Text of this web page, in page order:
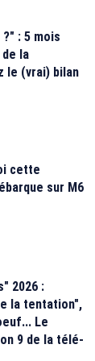
: 5 mois
la
le (vrai) bilan
cette
sur M6
2026 :
la tentation",
Le
9 de la télé-